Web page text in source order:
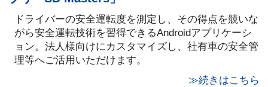
ドライバーの安全運転度を測定し、その得点を競いな
がら安全運転技術を習得できるAndroidアプリケーシ
ョン。法人様向けにカスタマイズし、社有車の安全管
理等へご活用いただけます。
≫続きはこちら